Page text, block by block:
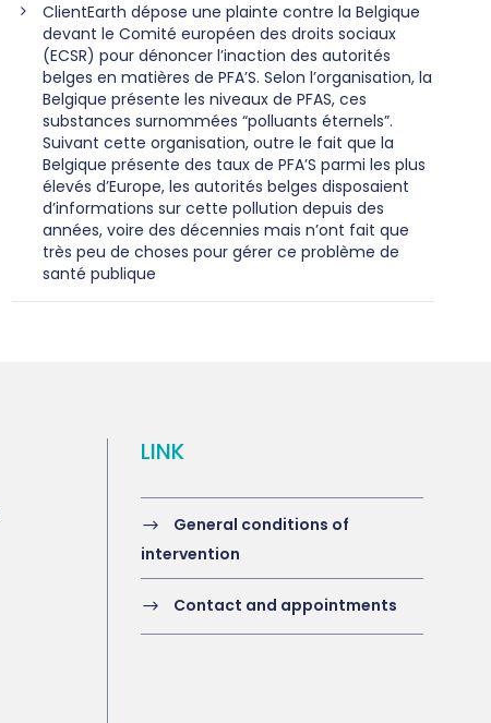
ClientEarth dépose une plainte contre la Belgique
devant le Comité européen des droits sociaux
(ECSR) pour dénoncer l’inaction des autorités
belges en matières de PFA’S. Selon l’organisation, la
Belgique présente les niveaux de PFAS, ces
substances surnommées “polluants éternels”.
Suivant cette organisation, outre le fait que la
Belgique présente des taux de PFA’S parmi les plus
élevés d’Europe, les autorités belges disposaient
d’informations sur cette pollution depuis des
années, voire des décennies mais n’ont fait que
très peu de choses pour gérer ce problème de
santé publique
LINK
General conditions of
intervention
Contact and appointments